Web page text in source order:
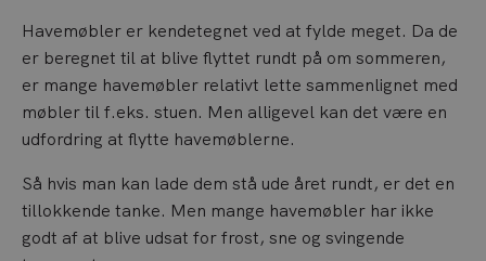
Havemøbler er kendetegnet ved at fylde meget. Da de
er beregnet til at blive flyttet rundt på om sommeren,
er mange havemøbler relativt lette sammenlignet med
møbler til f.eks. stuen. Men alligevel kan det være en
udfordring at flytte havemøblerne.
Så hvis man kan lade dem stå ude året rundt, er det en
tillokkende tanke. Men mange havemøbler har ikke
godt af at blive udsat for frost, sne og svingende